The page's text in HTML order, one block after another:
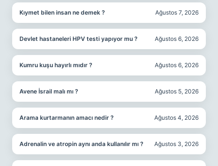
Kıymet bilen insan ne demek ? Ağustos 7, 2026
Devlet hastaneleri HPV testi yapıyor mu ? Ağustos 6, 2026
Kumru kuşu hayırlı mıdır ? Ağustos 6, 2026
Avene İsrail malı mı ? Ağustos 5, 2026
Arama kurtarmanın amacı nedir ? Ağustos 4, 2026
Adrenalin ve atropin aynı anda kullanılır mı ? Ağustos 3, 2026